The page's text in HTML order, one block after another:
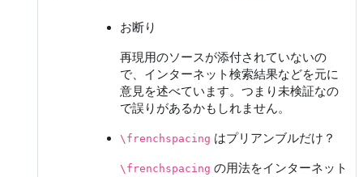
お断り
再現用のソースが添付されていないの
で、インターネット検索結果などを元に
意見を述べています。つまり未検証なの
で誤りがあるかもしれません。
\frenchspacing はプリアンブルだけ？
\frenchspacing の用法をインターネット